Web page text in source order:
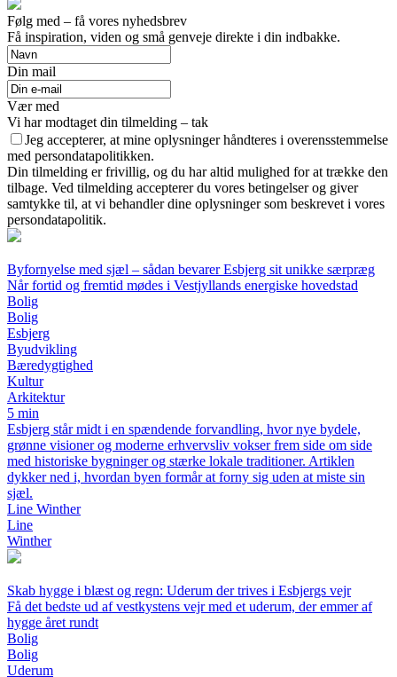
Følg med – få vores nyhedsbrev
Få inspiration, viden og små genveje direkte i din indbakke.
Din mail
Vær med
Vi har modtaget din tilmelding – tak
Jeg accepterer, at mine oplysninger håndteres i overensstemmelse
med persondatapolitikken.
Din tilmelding er frivillig, og du har altid mulighed for at trække den
tilbage. Ved tilmelding accepterer du vores betingelser og giver
samtykke til, at vi behandler dine oplysninger som beskrevet i vores
persondatapolitik.
Byfornyelse med sjæl – sådan bevarer Esbjerg sit unikke særpræg
Når fortid og fremtid mødes i Vestjyllands energiske hovedstad
Bolig
Bolig
Esbjerg
Byudvikling
Bæredygtighed
Kultur
Arkitektur
5 min
Esbjerg står midt i en spændende forvandling, hvor nye bydele,
grønne visioner og moderne erhvervsliv vokser frem side om side
med historiske bygninger og stærke lokale traditioner. Artiklen
dykker ned i, hvordan byen formår at forny sig uden at miste sin
sjæl.
Line Winther
Line
Winther
Skab hygge i blæst og regn: Uderum der trives i Esbjergs vejr
Få det bedste ud af vestkystens vejr med et uderum, der emmer af
hygge året rundt
Bolig
Bolig
Uderum